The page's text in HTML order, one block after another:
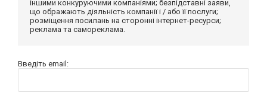
іншими конкуруючими компаніями; безпідставні заяви,
що ображають діяльність компанії і / або її послуги;
розміщення посилань на сторонні інтернет-ресурси;
реклама та самореклама.
Введіть email: